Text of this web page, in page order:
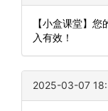
【小盒课堂】
入有效！
2025-03-07